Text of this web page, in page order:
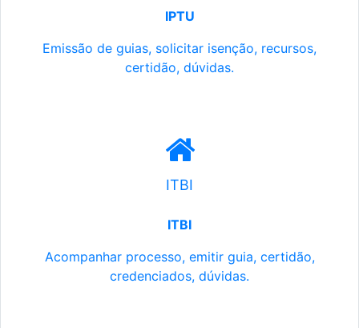
IPTU
Emissão de guias, solicitar isenção, recursos,
certidão, dúvidas.
ITBI
ITBI
Acompanhar processo, emitir guia, certidão,
credenciados, dúvidas.